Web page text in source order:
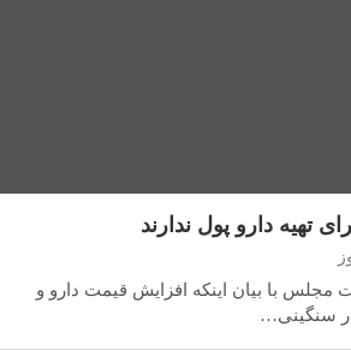
تهیه دارو پول ندارند
با بیان اینکه افزایش قیمت دارو و
سنگینی…